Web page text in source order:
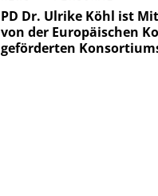
PD Dr. Ulrike Köhl ist
von der Europäischen
geförderten